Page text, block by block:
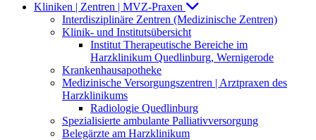
Kliniken | Zentren | MVZ-Praxen
Interdisziplinäre Zentren (Medizinische Zentren)
Klinik- und Institutsübersicht
Institut Therapeutische Bereiche im
Harzklinikum Quedlinburg, Wernigerode
Krankenhausapotheke
Medizinische Versorgungszentren | Arztpraxen des
Harzklinikums
Radiologie Quedlinburg
Spezialisierte ambulante Palliativversorgung
Belegärzte am Harzklinikum